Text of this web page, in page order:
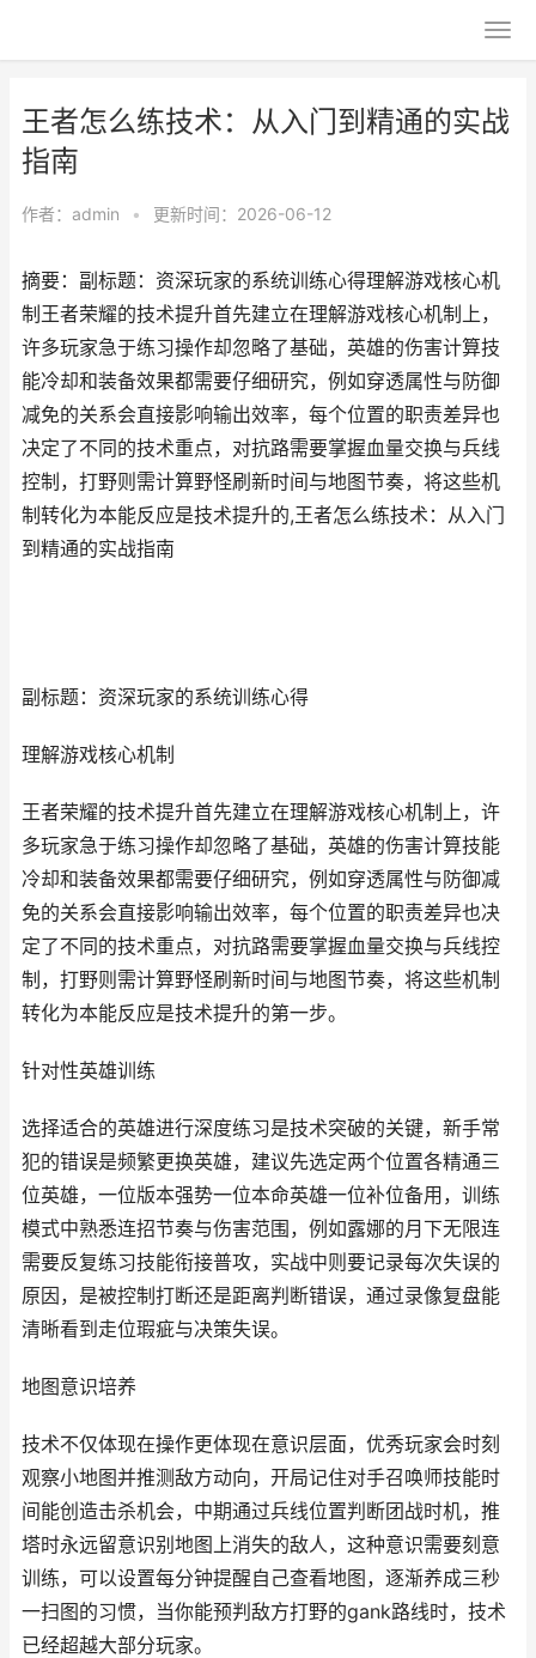
王者怎么练技术：从入门到精通的实战
指南
作者： admin • 更新时间：2026-06-12
摘要：副标题：资深玩家的系统训练心得理解游戏核心机
制王者荣耀的技术提升首先建立在理解游戏核心机制上，
许多玩家急于练习操作却忽略了基础，英雄的伤害计算技
能冷却和装备效果都需要仔细研究，例如穿透属性与防御
减免的关系会直接影响输出效率，每个位置的职责差异也
决定了不同的技术重点，对抗路需要掌握血量交换与兵线
控制，打野则需计算野怪刷新时间与地图节奏，将这些机
制转化为本能反应是技术提升的,王者怎么练技术：从入门
到精通的实战指南
副标题：资深玩家的系统训练心得
理解游戏核心机制
王者荣耀的技术提升首先建立在理解游戏核心机制上，许
多玩家急于练习操作却忽略了基础，英雄的伤害计算技能
冷却和装备效果都需要仔细研究，例如穿透属性与防御减
免的关系会直接影响输出效率，每个位置的职责差异也决
定了不同的技术重点，对抗路需要掌握血量交换与兵线控
制，打野则需计算野怪刷新时间与地图节奏，将这些机制
转化为本能反应是技术提升的第一步。
针对性英雄训练
选择适合的英雄进行深度练习是技术突破的关键，新手常
犯的错误是频繁更换英雄，建议先选定两个位置各精通三
位英雄，一位版本强势一位本命英雄一位补位备用，训练
模式中熟悉连招节奏与伤害范围，例如露娜的月下无限连
需要反复练习技能衔接普攻，实战中则要记录每次失误的
原因，是被控制打断还是距离判断错误，通过录像复盘能
清晰看到走位瑕疵与决策失误。
地图意识培养
技术不仅体现在操作更体现在意识层面，优秀玩家会时刻
观察小地图并推测敌方动向，开局记住对手召唤师技能时
间能创造击杀机会，中期通过兵线位置判断团战时机，推
塔时永远留意识别地图上消失的敌人，这种意识需要刻意
训练，可以设置每分钟提醒自己查看地图，逐渐养成三秒
一扫图的习惯，当你能预判敌方打野的gank路线时，技术
已经超越大部分玩家。